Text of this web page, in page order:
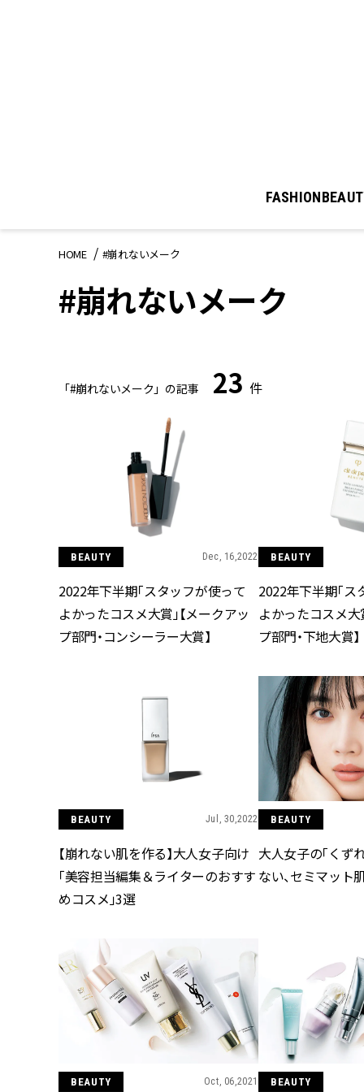
FASHION
HOME #崩れないメーク
#崩れないメーク
「#崩れないメーク」の記事 23 件
BEAUTY Dec, 16,2022
2022年下半期「スタッフが使って
よかったコスメ大賞」【メークアッ
プ部門・コンシーラー大賞】
BEAUTY
2022年下半期「
よかったコスメ大
プ部門・下地大賞】
BEAUTY Jul, 30,2022
【崩れない肌を作る】大人女子向け
「美容担当編集＆ライターのおすす
めコスメ」3選
BEAUTY
大人女子の「くず
ない、セミマット
BEAUTY Oct, 06,2021 BEAUTY